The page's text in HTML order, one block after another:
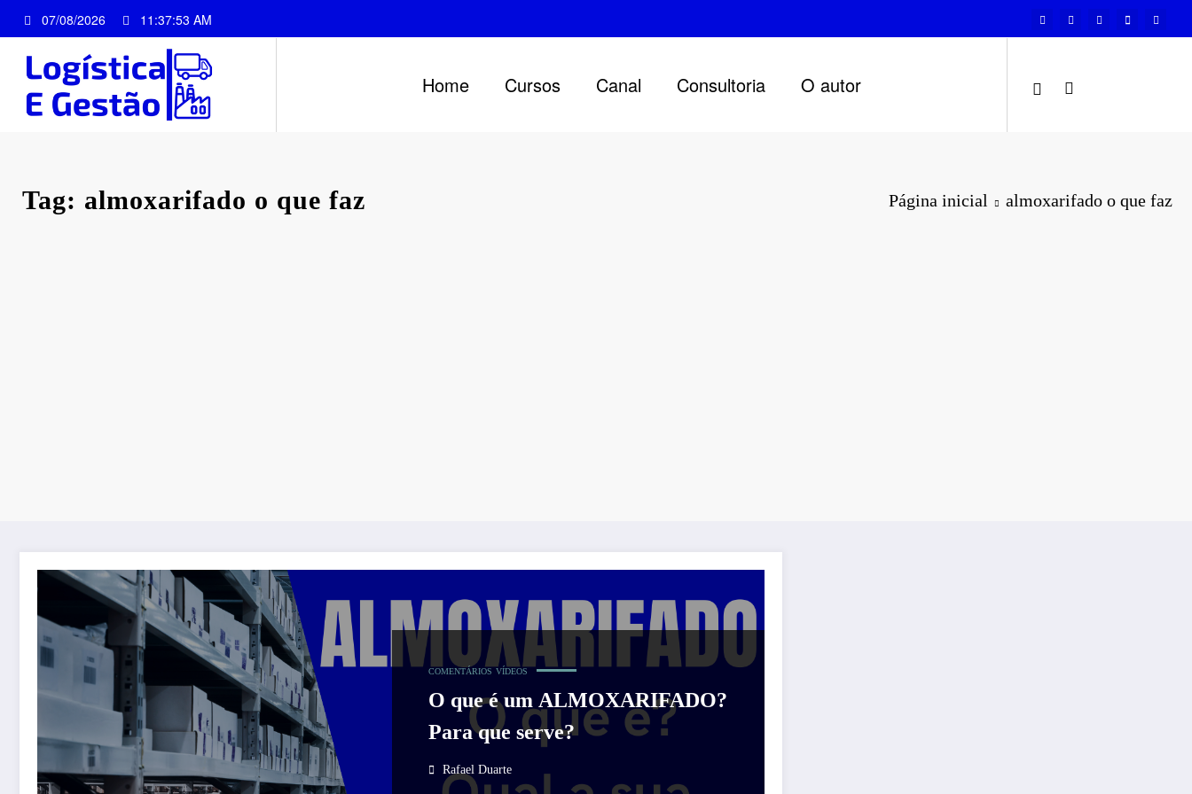
para
conteúdo
07/08/2026 11:37:54 AM
Home Cursos Canal Consultoria O autor
Tag: almoxarifado o que faz Página inicial almoxarifado o que faz
COMENTÁRIOS VÍDEOS
O que é um ALMOXARIFADO?
Para que serve?
Rafael Duarte